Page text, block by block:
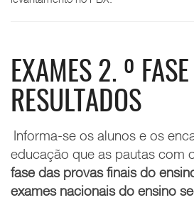
EXAMES 2. º
RESULTADOS
Informa-se os alunos e os
educação que as pautas com
fase das provas finais do
exames nacionais do ensino